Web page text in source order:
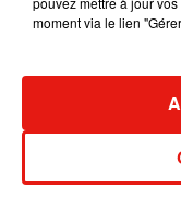
7
moment via le lien